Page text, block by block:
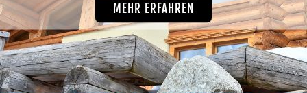
MEHR ERFAHREN